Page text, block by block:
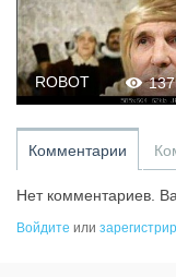
ROBOT
Комментарии
Нет комментариев.
Войдите или